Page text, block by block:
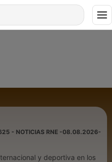
- NOTICIAS RNE -08.08.2026-
y deportiva en los